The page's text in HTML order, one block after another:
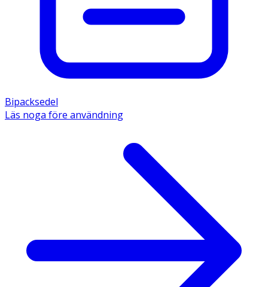
Bipacksedel
Läs noga före användning